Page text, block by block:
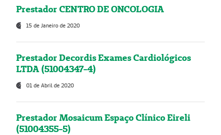
Prestador CENTRO DE ONCOLOGIA
15 de Janeiro de 2020
Prestador Decordis Exames Cardiológicos
LTDA (51004347-4)
01 de Abril de 2020
Prestador Mosaicum Espaço Clínico Eireli
(51004355-5)